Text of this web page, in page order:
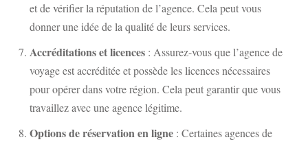
et de vérifier la réputation de l’agence. Cela peut vous
donner une idée de la qualité de leurs services.
Accréditations et licences : Assurez-vous que l’agence de
voyage est accréditée et possède les licences nécessaires
pour opérer dans votre région. Cela peut garantir que vous
travaillez avec une agence légitime.
Options de réservation en ligne : Certaines agences de